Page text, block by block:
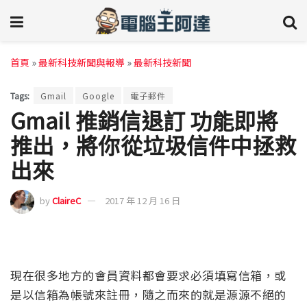
首頁 »最新科技新聞與報導 »最新科技新聞
Tags: Gmail Google 電子郵件
Gmail 推銷信退訂 功能即將
推出，將你從垃圾信件中拯救
出來
byClaireC 2017 年 12 月 16 日
現在很多地方的會員資料都會要求必須填寫信箱，或
是以信箱為帳號來註冊，隨之而來的就是源源不絕的